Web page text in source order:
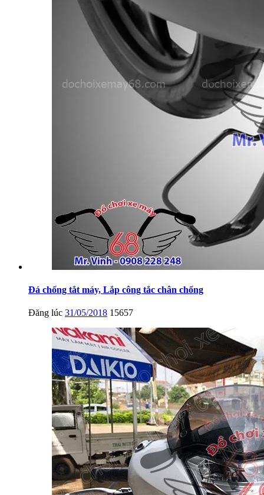
Đá chống tắt máy, Lắp công tắc chân chống
Đăng lúc 31/05/2018 15657